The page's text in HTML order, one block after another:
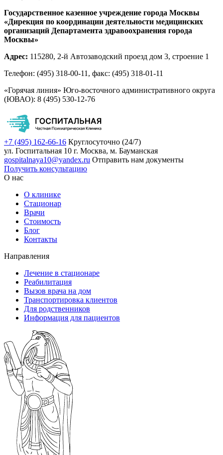
Государственное казенное учреждение города Москвы
«Дирекция по координации деятельности медицинских
организаций Департамента здравоохранения города
Москвы»
Адрес: 115280, 2-й Автозаводский проезд дом 3, строение 1
Телефон: (495) 318-00-11, факс: (495) 318-01-11
«Горячая линия» Юго-восточного административного округа
(ЮВАО): 8 (495) 530-12-76
+7 (495) 162-66-16 Круглосуточно (24/7)
ул. Госпитальная 10 г. Москва, м. Бауманская
gospitalnaya10@yandex.ru Отправить нам документы
Получить консультацию
О нас
О клинике
Стационар
Врачи
Стоимость
Блог
Контакты
Направления
Лечение в стационаре
Реабилитация
Вызов врача на дом
Транспортировка клиентов
Для родственников
Информация для пациентов